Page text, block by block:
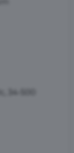
34-500